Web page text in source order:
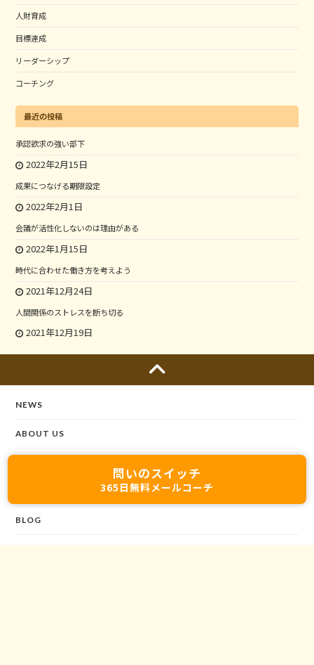
人財育成
目標達成
リーダーシップ
コーチング
最近の投稿
承認欲求の強い部下
2022年2月15日
成果につなげる期限設定
2022年2月1日
会議が活性化しないのは理由がある
2022年1月15日
時代に合わせた働き方を考えよう
2021年12月24日
人間関係のストレスを断ち切る
2021年12月19日
NEWS
ABOUT US
BLOG
問いのスイッチ
365日無料メールコーチ